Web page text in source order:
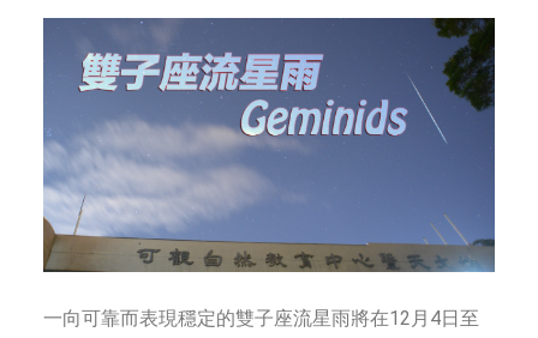
一向可靠而表現穩定的雙子座流星雨將在12月4日至